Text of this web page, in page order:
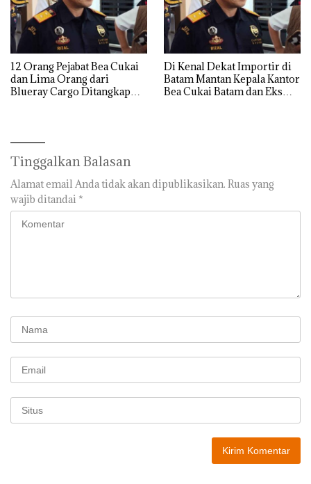
12 Orang Pejabat Bea Cukai
dan Lima Orang dari
Blueray Cargo Ditangkap
Di Kenal Dekat Importir di
Batam Mantan Kepala Kantor
Bea Cukai Batam dan Eks
Tinggalkan Balasan
Alamat email Anda tidak akan dipublikasikan. Ruas yang
wajib ditandai *